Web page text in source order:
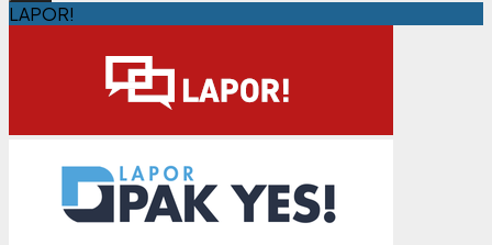
LAPOR!